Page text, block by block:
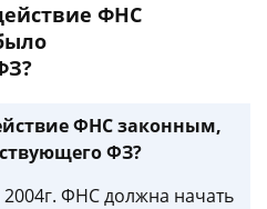
ФНС
ФНС законным,
ФЗ?
2004г. ФНС должна начать